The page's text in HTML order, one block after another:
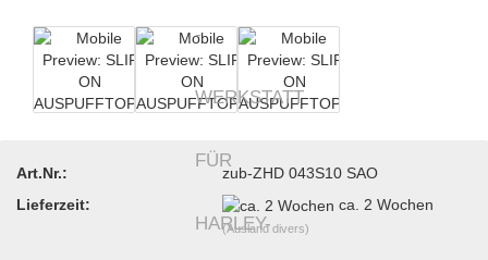
Art.Nr.:
zub-ZHD 043S10 SAO
Lieferzeit:
ca. 2 Wochen
(Ausland divers)